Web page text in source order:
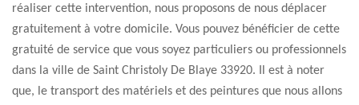
réaliser cette intervention, nous proposons de nous déplacer
gratuitement à votre domicile. Vous pouvez bénéficier de cette
gratuité de service que vous soyez particuliers ou professionnels
dans la ville de Saint Christoly De Blaye 33920. Il est à noter
que, le transport des matériels et des peintures que nous allons